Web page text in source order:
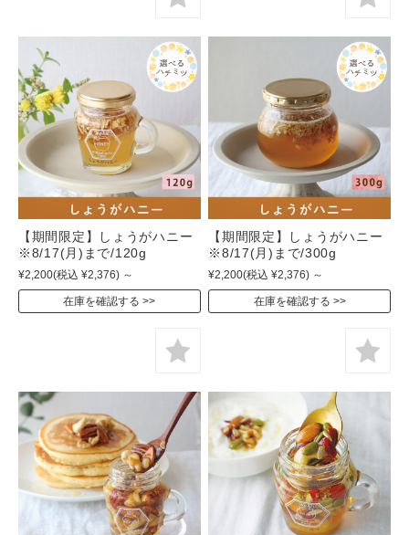
【期間限定】しょうがハニー
※8/17(月)まで/120g
¥2,200(税込 ¥2,376) ～
在庫を確認する
【期間限定】しょうがハニー
※8/17(月)まで/300g
¥2,200(税込 ¥2,376) ～
在庫を確認する